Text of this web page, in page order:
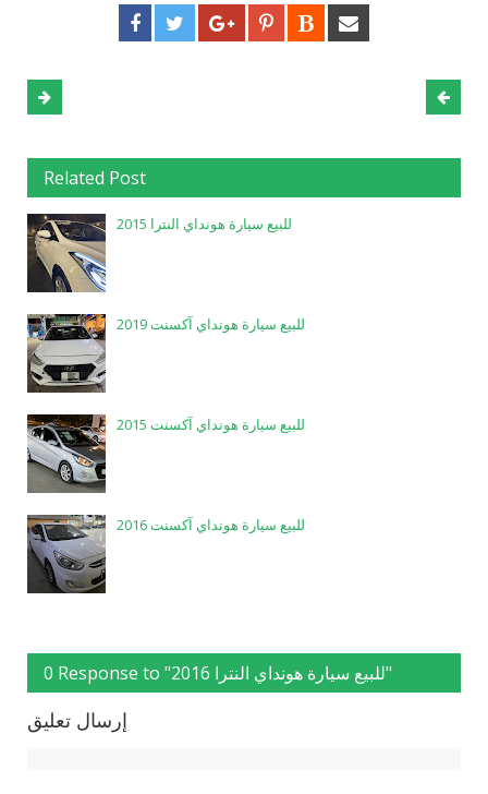
Related Post
للبيع سيارة هونداي النترا 2015
للبيع سيارة هونداي آكسنت 2019
للبيع سيارة هونداي آكسنت 2015
للبيع سيارة هونداي آكسنت 2016
0 Response to "للبيع سيارة هونداي النترا 2016"
إرسال تعليق